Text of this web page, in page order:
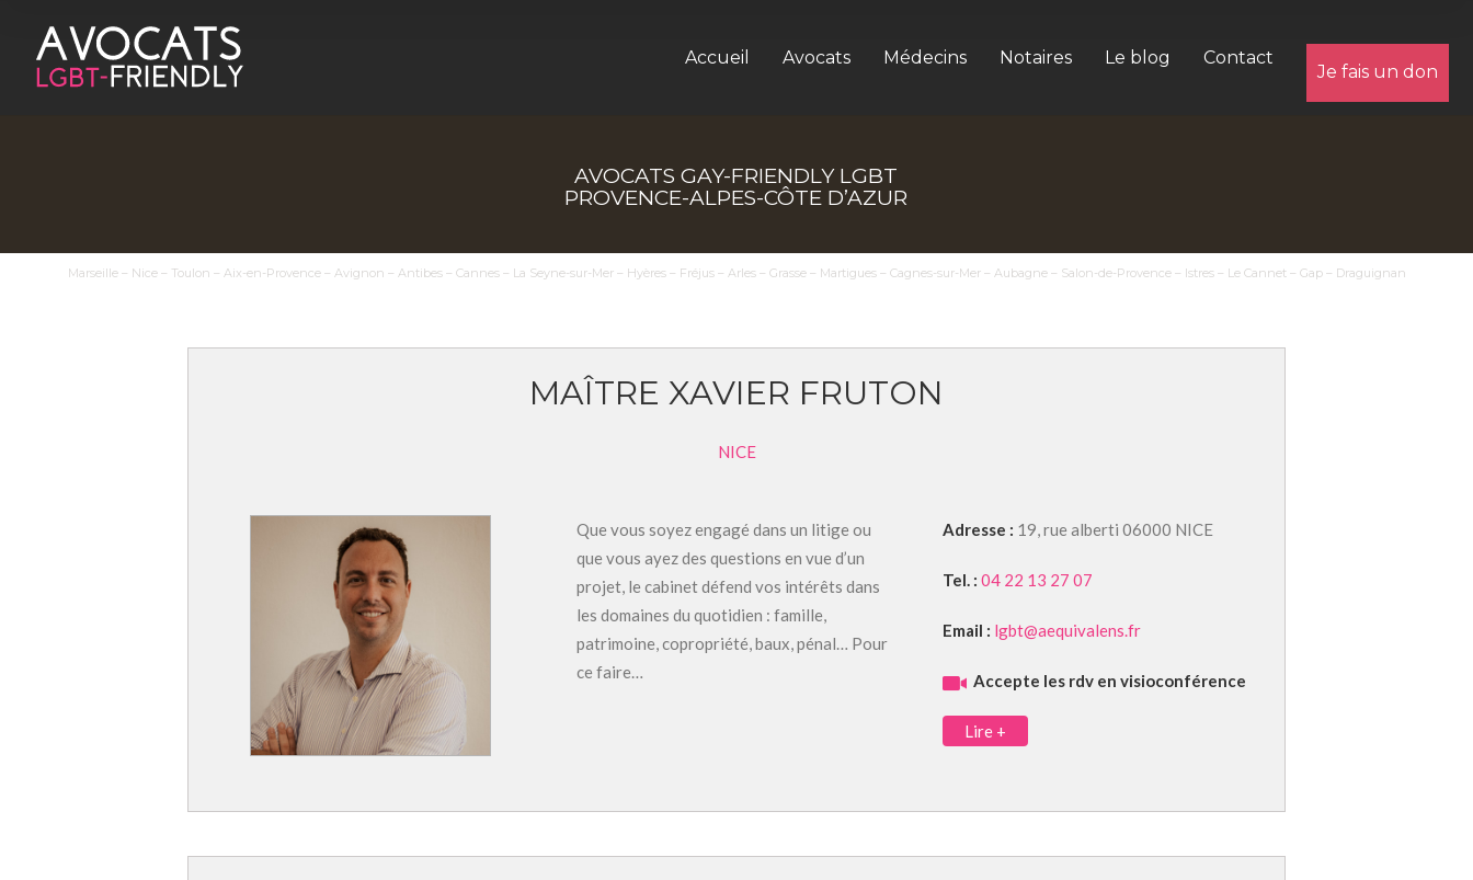
Accueil Avocats Médecins Notaires Le blog Contact
Je fais un don
AVOCATS GAY-FRIENDLY LGBT
PROVENCE-ALPES-CÔTE D’AZUR
Marseille – Nice – Toulon – Aix-en-Provence – Avignon – Antibes – Cannes – La Seyne-sur-Mer – Hyères – Fréjus – Arles – Grasse – Martigues – Cagnes-sur-Mer – Aubagne – Salon-de-Provence – Istres – Le Cannet – Gap – Draguignan
MAÎTRE XAVIER FRUTON
NICE
Que vous soyez engagé dans un litige ou
que vous ayez des questions en vue d’un
projet, le cabinet défend vos intérêts dans
les domaines du quotidien : famille,
patrimoine, copropriété, baux, pénal… Pour
ce faire…
Adresse : 19, rue alberti 06000 NICE
Tel. :04 22 13 27 07
Email : lgbt@aequivalens.fr
Accepte les rdv en visioconférence
Lire +